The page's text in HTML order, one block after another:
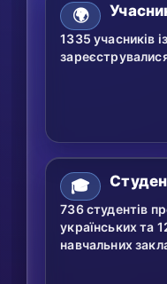
🌍
1335 учасників
🎓
736 студентів
українських та
навчальних